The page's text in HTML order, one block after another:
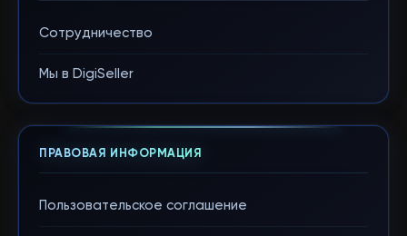
Сотрудничество
Мы в DigiSeller
ПРАВОВАЯ ИНФОРМАЦИЯ
Пользовательское соглашение